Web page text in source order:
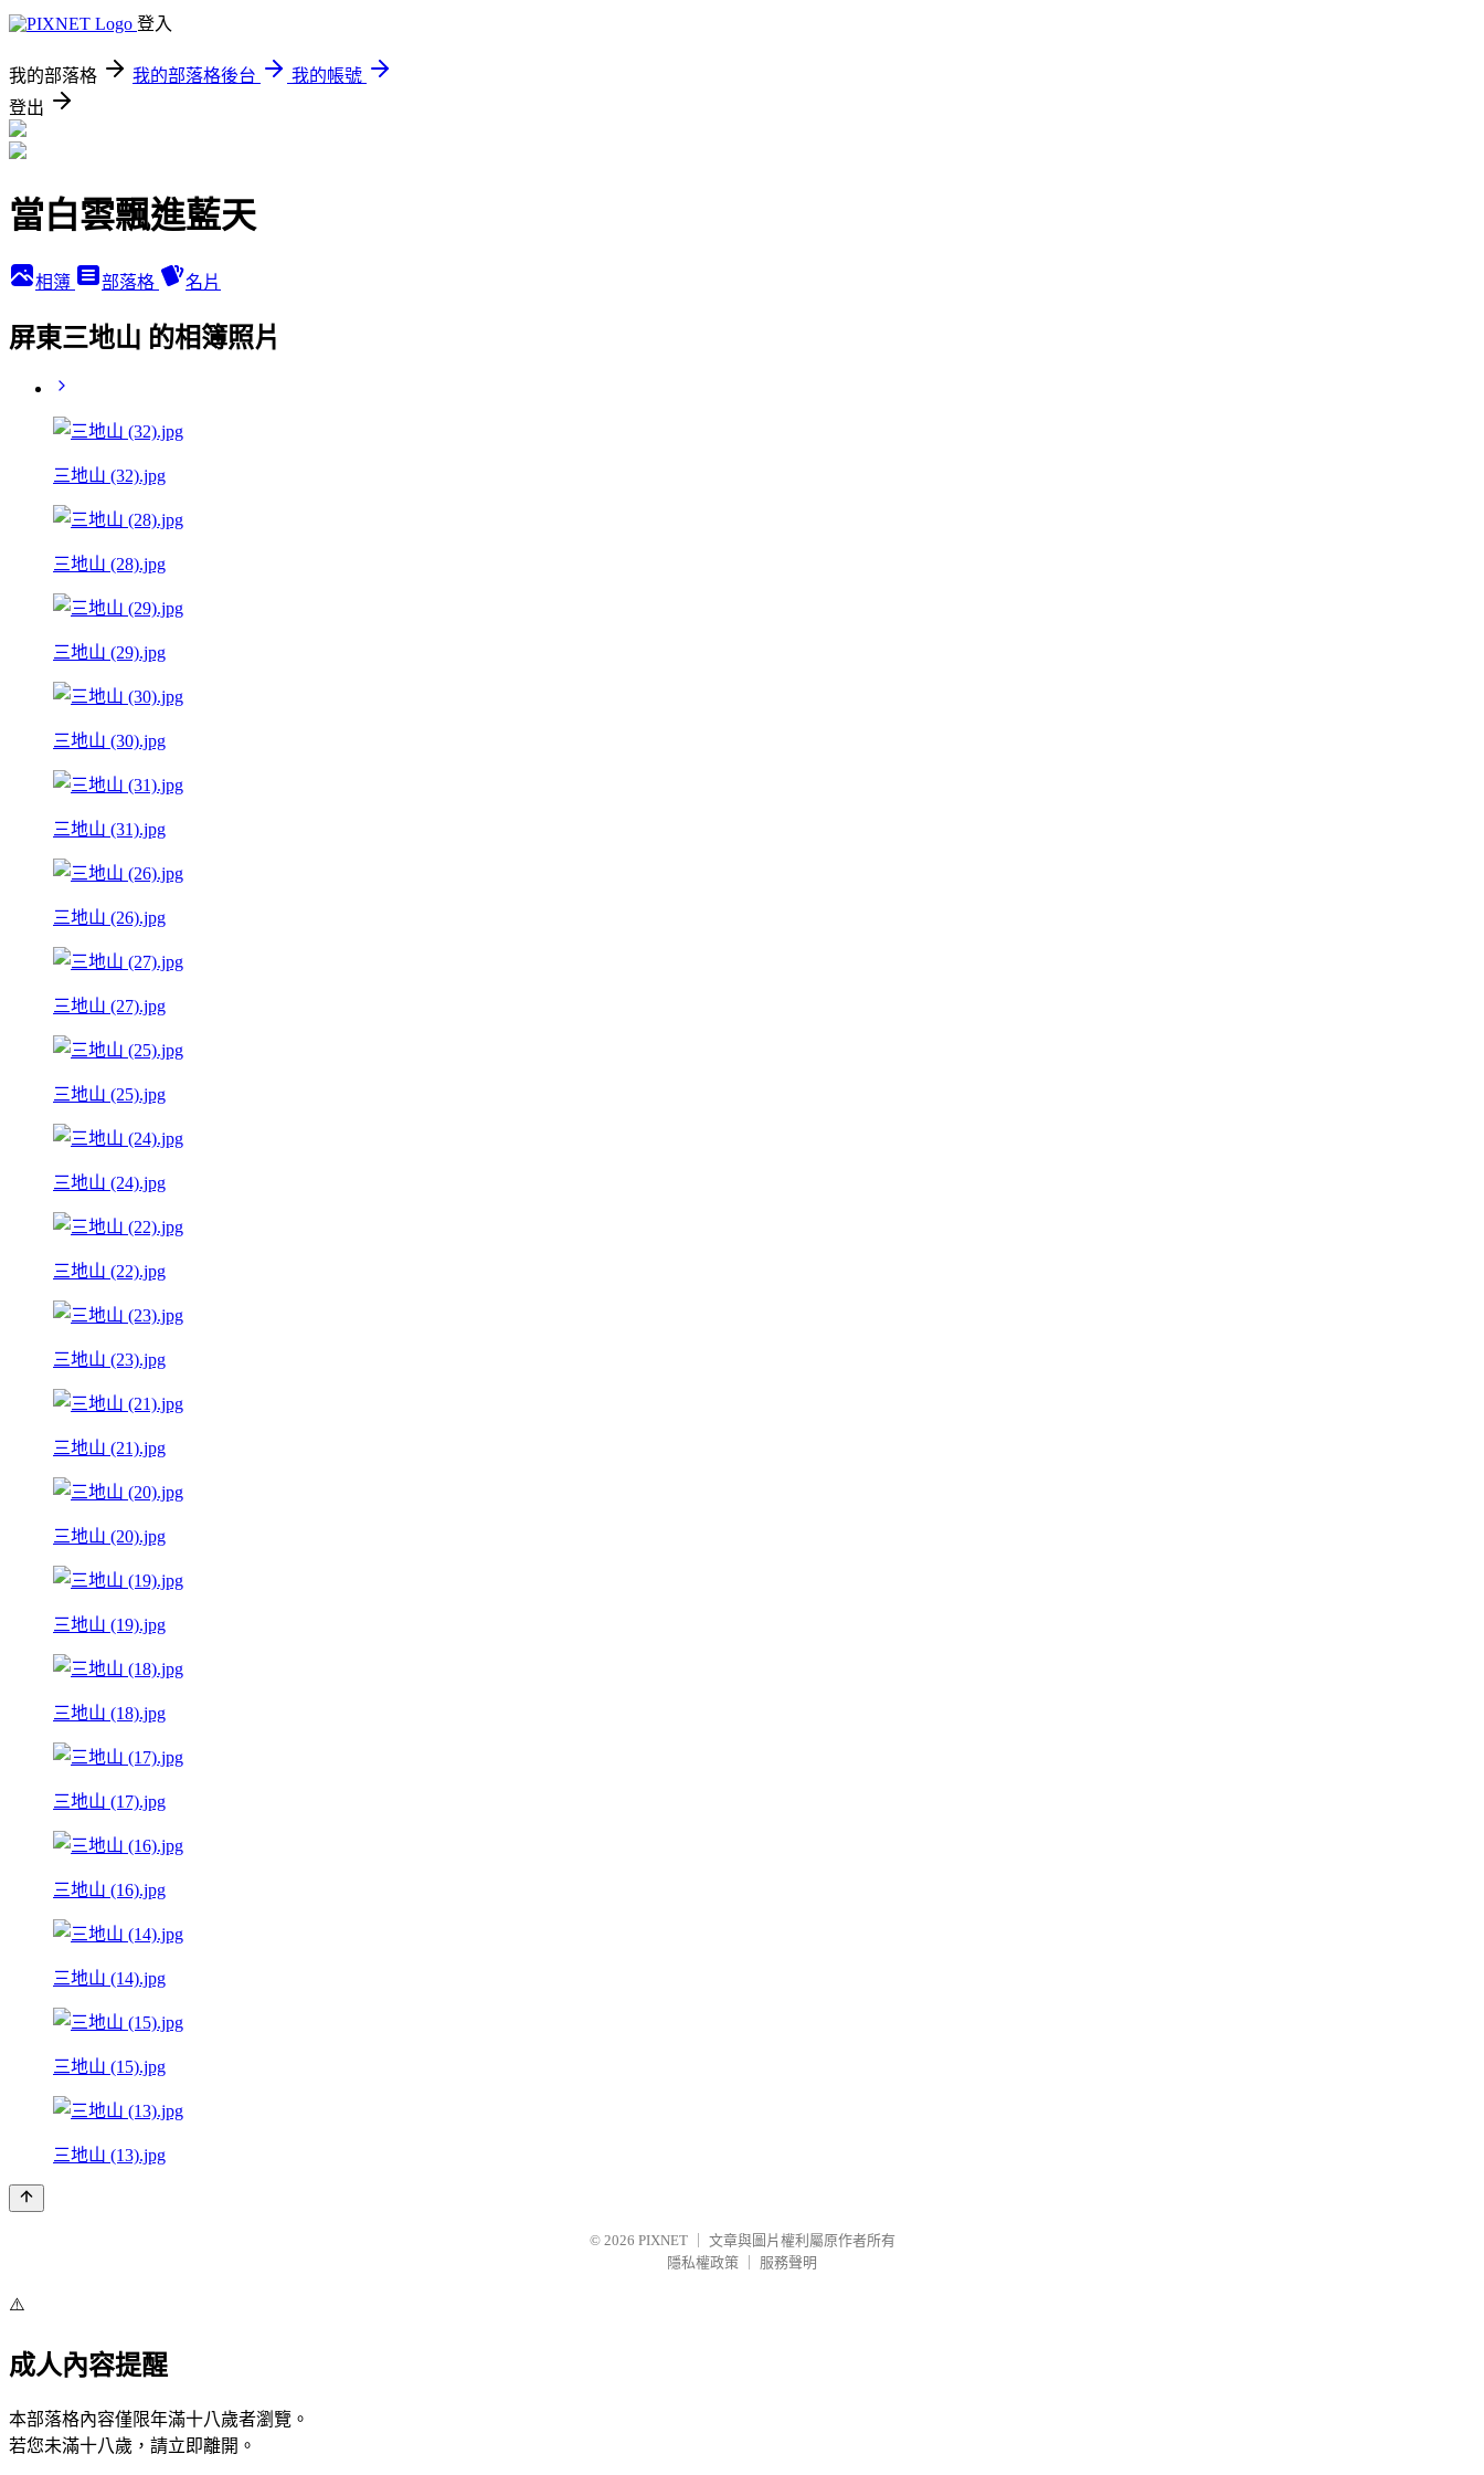
登入
我的部落格 我的部落格後台
我的帳號
登出
當白雲飄進藍天
相簿 部落格 名片
屏東三地山 的相簿照片
三地山 (32).jpg
三地山 (28).jpg
三地山 (29).jpg
三地山 (30).jpg
三地山 (31).jpg
三地山 (26).jpg
三地山 (27).jpg
三地山 (25).jpg
三地山 (24).jpg
三地山 (22).jpg
三地山 (23).jpg
三地山 (21).jpg
三地山 (20).jpg
三地山 (19).jpg
三地山 (18).jpg
三地山 (17).jpg
三地山 (16).jpg
三地山 (14).jpg
三地山 (15).jpg
三地山 (13).jpg
© 2026 PIXNET
文章與圖片權利屬原作者所有
隱私權政策
服務聲明
⚠️
成人內容提醒
本部落格內容僅限年滿十八歲者瀏覽。
若您未滿十八歲，請立即離開。